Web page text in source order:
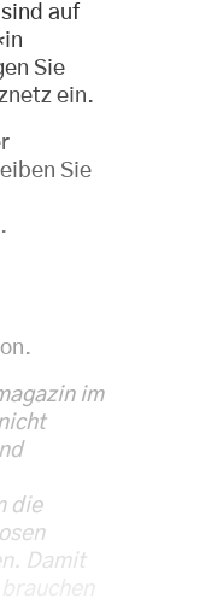
sind auf
Sie
ein.
Sie
.
im
die
Damit